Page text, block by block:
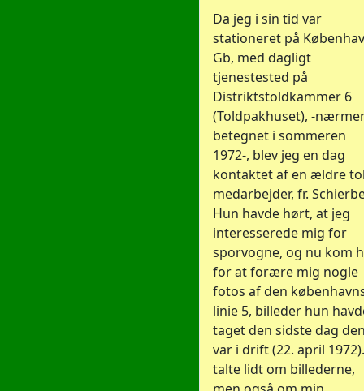
Da jeg i sin tid var
stationeret på
Gb, med dagligt
tjenestested på
Distriktstoldkammer 6
(Toldpakhuset), -
betegnet i sommeren
1972-, blev jeg en dag
kontaktet af en ældre
medarbejder, fr.
Hun havde hørt, at jeg
interesserede mig for
sporvogne, og nu kom
for at forære mig nogle
fotos af den
linie 5, billeder hun
taget den sidste dag
var i drift (22. april
talte lidt om billederne,